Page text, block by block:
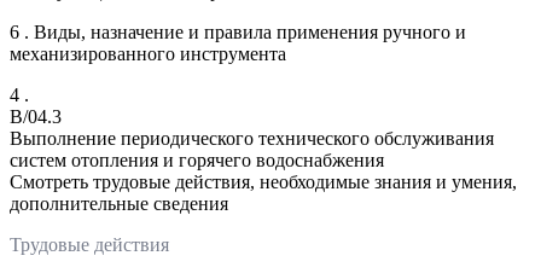
6 . Виды, назначение и правила применения ручного и
механизированного инструмента
4 .
B/04.3
Выполнение периодического технического обслуживания
систем отопления и горячего водоснабжения
Смотреть трудовые действия, необходимые знания и умения,
дополнительные сведения
Трудовые действия